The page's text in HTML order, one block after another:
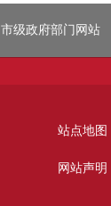
市级政府部门网站
站点地图
网站声明